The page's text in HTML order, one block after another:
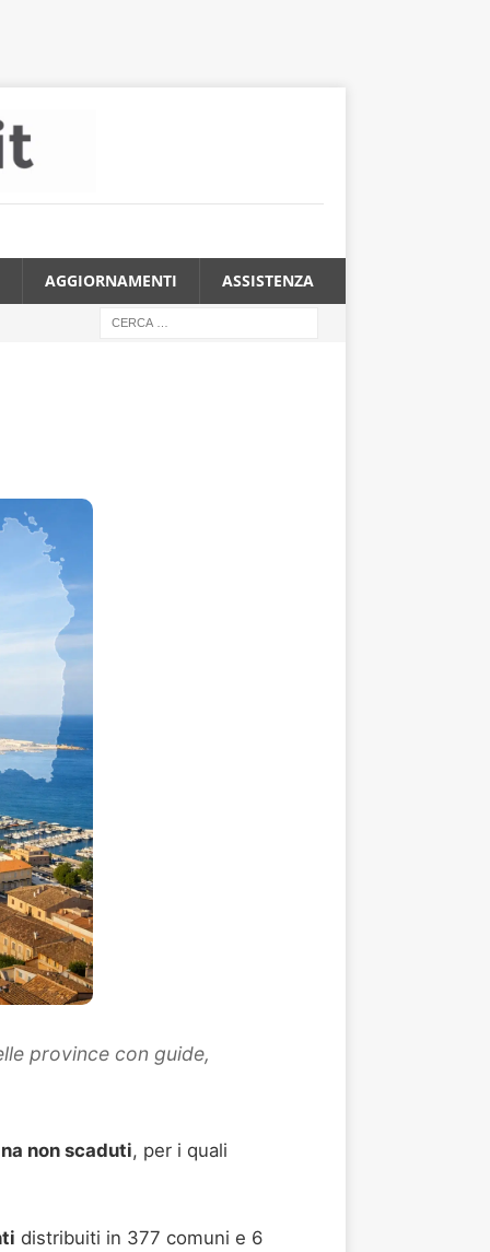
AGGIORNAMENTI ASSISTENZA
province con guide,
non scaduti, per i quali
distribuiti in 377 comuni e 6